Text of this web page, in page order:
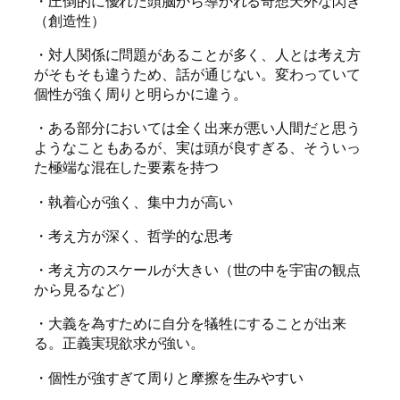
（創造性）
・対人関係に問題があることが多く、人とは考え方
がそもそも違うため、話が通じない。変わっていて
個性が強く周りと明らかに違う。
・ある部分においては全く出来が悪い人間だと思う
ようなこともあるが、実は頭が良すぎる、そういっ
た極端な混在した要素を持つ
・執着心が強く、集中力が高い
・考え方が深く、哲学的な思考
・考え方のスケールが大きい（世の中を宇宙の観点
から見るなど）
・大義を為すために自分を犠牲にすることが出来
る。正義実現欲求が強い。
・個性が強すぎて周りと摩擦を生みやすい